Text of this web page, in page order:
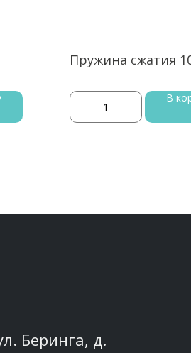
Пружина сжатия
В
Беринга, д.